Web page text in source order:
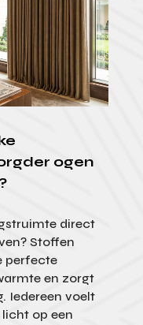
ogen
direct
Stoffen
perfecte
en zorgt
Iedereen voelt
op een